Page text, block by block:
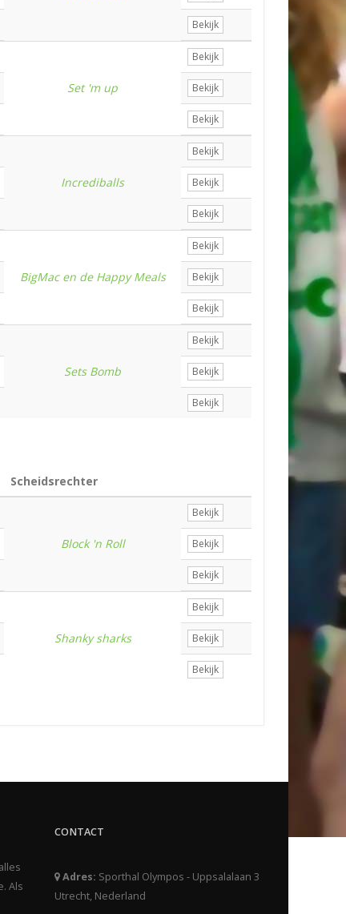
Bekijk
Set 'm up
Bekijk
Bekijk
Bekijk
Incrediballs
Bekijk
Bekijk
Bekijk
BigMac en de Happy Meals
Bekijk
Bekijk
Bekijk
Sets Bomb
Bekijk
Bekijk
Bekijk
Scheidsrechter
Block 'n Roll
Bekijk
Bekijk
Bekijk
Shanky sharks
Bekijk
Bekijk
Bekijk
Als
CONTACT
Adres: Sporthal Olympos - Uppsalalaan 3
Utrecht, Nederland